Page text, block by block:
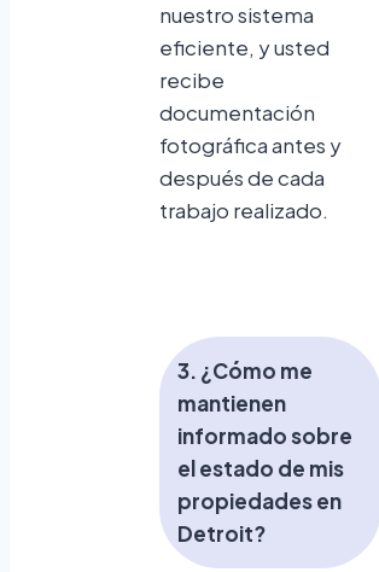
nuestro sistema
eficiente, y usted
recibe
documentación
fotográfica antes y
después de cada
trabajo realizado.
3. ¿Cómo me
mantienen
informado sobre
el estado de mis
propiedades en
Detroit?